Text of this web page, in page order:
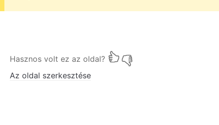
Hasznos volt ez az oldal?
Az oldal szerkesztése